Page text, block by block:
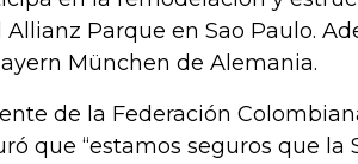
Parque en Sao Paulo.
München de Alemania.
de la Federación
que “estamos seguros que la